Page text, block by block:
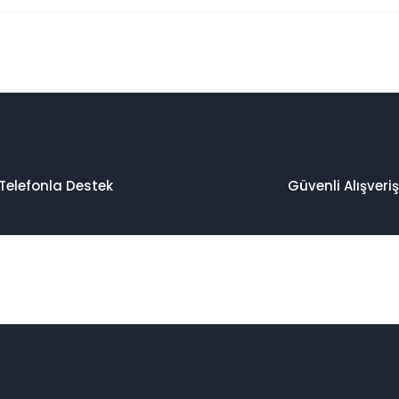
Telefonla Destek Güvenli Alışveriş